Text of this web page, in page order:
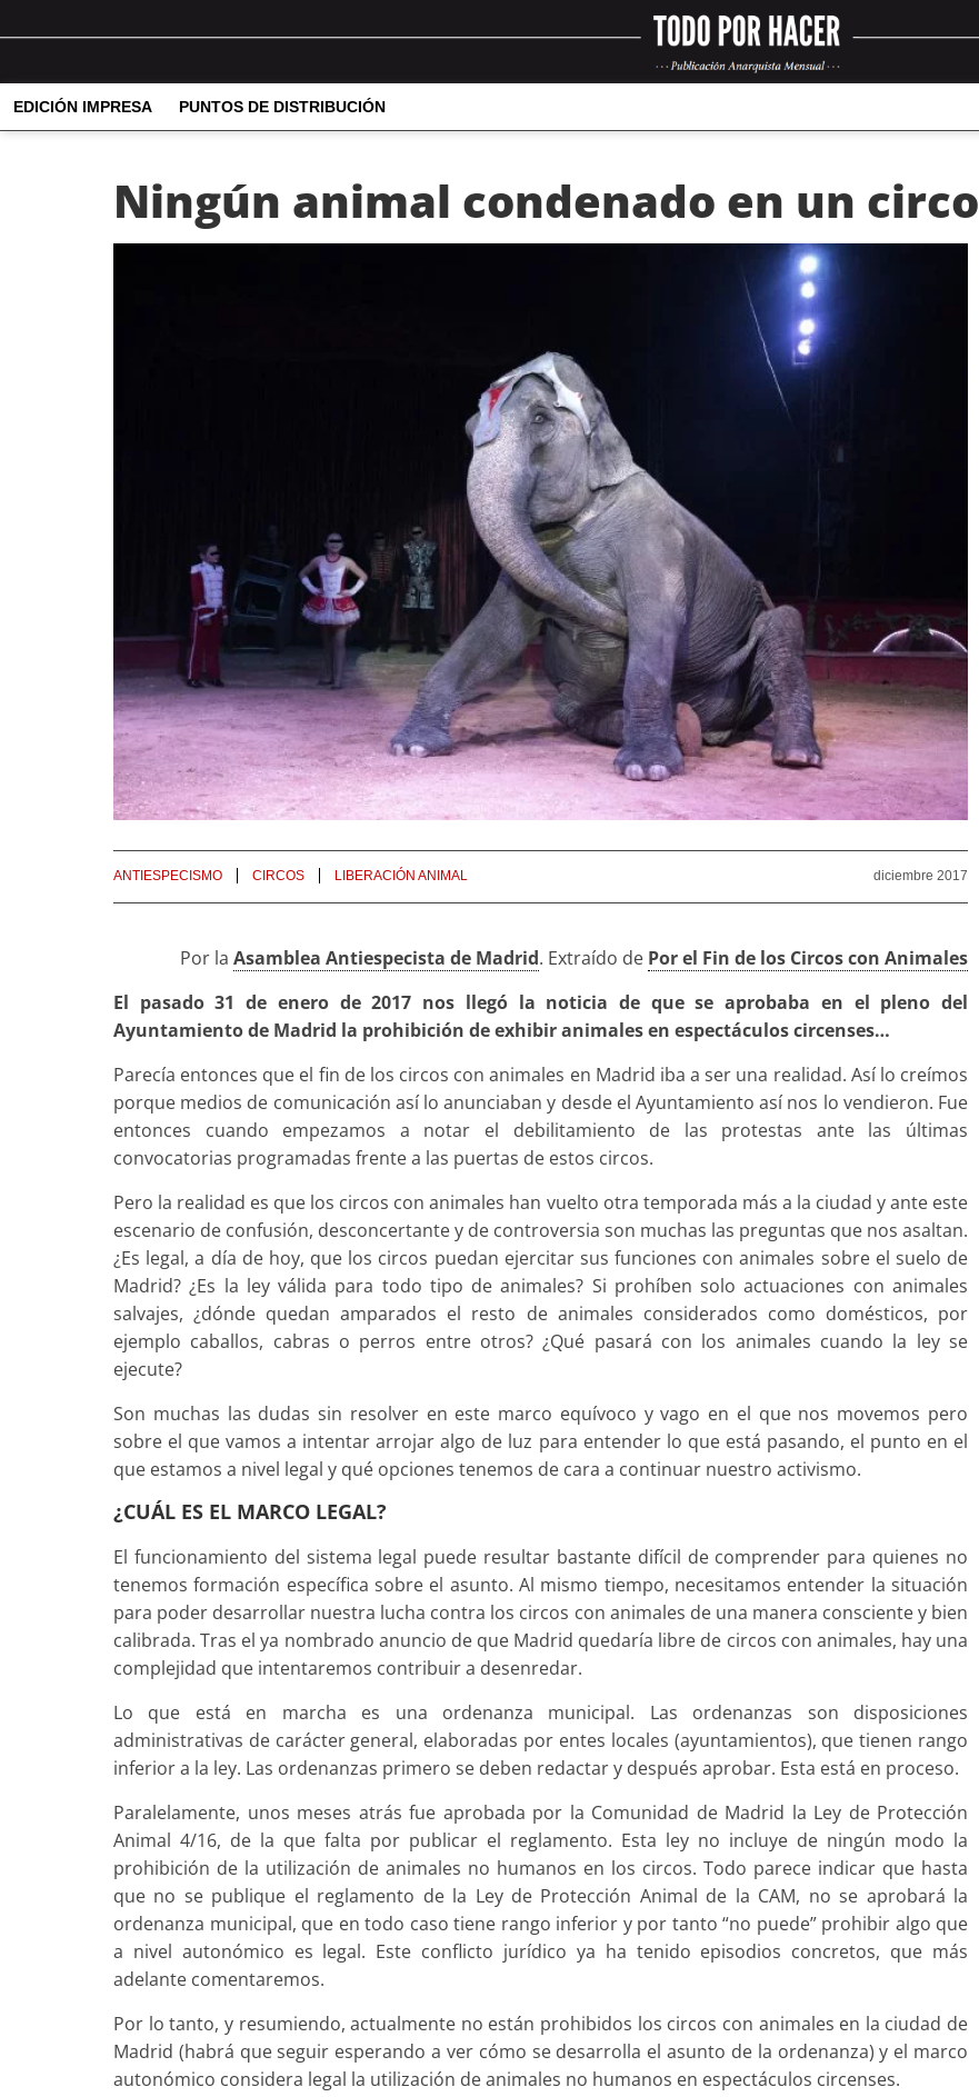
EDICIÓN IMPRESA PUNTOS DE DISTRIBUCIÓN
Ningún animal condenado en un circo
diciembre 2017
ANTIESPECISMO CIRCOS LIBERACIÓN ANIMAL
Por la Asamblea Antiespecista de Madrid. Extraído de Por el Fin de los Circos con Animales
El pasado 31 de enero de 2017 nos llegó la noticia de que se aprobaba en el pleno del
Ayuntamiento de Madrid la prohibición de exhibir animales en espectáculos circenses…
Parecía entonces que el fin de los circos con animales en Madrid iba a ser una realidad. Así lo creímos
porque medios de comunicación así lo anunciaban y desde el Ayuntamiento así nos lo vendieron. Fue
entonces cuando empezamos a notar el debilitamiento de las protestas ante las últimas
convocatorias programadas frente a las puertas de estos circos.
Pero la realidad es que los circos con animales han vuelto otra temporada más a la ciudad y ante este
escenario de confusión, desconcertante y de controversia son muchas las preguntas que nos asaltan.
¿Es legal, a día de hoy, que los circos puedan ejercitar sus funciones con animales sobre el suelo de
Madrid? ¿Es la ley válida para todo tipo de animales? Si prohíben solo actuaciones con animales
salvajes, ¿dónde quedan amparados el resto de animales considerados como domésticos, por
ejemplo caballos, cabras o perros entre otros? ¿Qué pasará con los animales cuando la ley se
ejecute?
Son muchas las dudas sin resolver en este marco equívoco y vago en el que nos movemos pero
sobre el que vamos a intentar arrojar algo de luz para entender lo que está pasando, el punto en el
que estamos a nivel legal y qué opciones tenemos de cara a continuar nuestro activismo.
¿CUÁL ES EL MARCO LEGAL?
El funcionamiento del sistema legal puede resultar bastante difícil de comprender para quienes no
tenemos formación específica sobre el asunto. Al mismo tiempo, necesitamos entender la situación
para poder desarrollar nuestra lucha contra los circos con animales de una manera consciente y bien
calibrada. Tras el ya nombrado anuncio de que Madrid quedaría libre de circos con animales, hay una
complejidad que intentaremos contribuir a desenredar.
Lo que está en marcha es una ordenanza municipal. Las ordenanzas son disposiciones
administrativas de carácter general, elaboradas por entes locales (ayuntamientos), que tienen rango
inferior a la ley. Las ordenanzas primero se deben redactar y después aprobar. Esta está en proceso.
Paralelamente, unos meses atrás fue aprobada por la Comunidad de Madrid la Ley de Protección
Animal 4/16, de la que falta por publicar el reglamento. Esta ley no incluye de ningún modo la
prohibición de la utilización de animales no humanos en los circos. Todo parece indicar que hasta
que no se publique el reglamento de la Ley de Protección Animal de la CAM, no se aprobará la
ordenanza municipal, que en todo caso tiene rango inferior y por tanto “no puede” prohibir algo que
a nivel autonómico es legal. Este conflicto jurídico ya ha tenido episodios concretos, que más
adelante comentaremos.
Por lo tanto, y resumiendo, actualmente no están prohibidos los circos con animales en la ciudad de
Madrid (habrá que seguir esperando a ver cómo se desarrolla el asunto de la ordenanza) y el marco
autonómico considera legal la utilización de animales no humanos en espectáculos circenses.